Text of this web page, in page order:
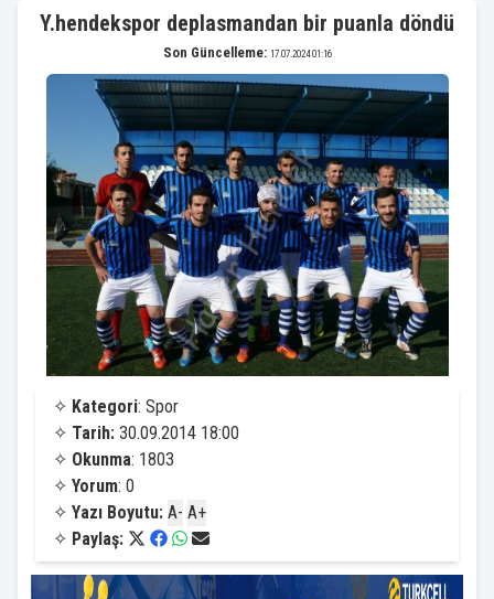
Y.hendekspor deplasmandan bir puanla döndü
Son Güncelleme: 17.07.2024 01:16
✧ Kategori: Spor
✧ Tarih: 30.09.2014 18:00
✧ Okunma: 1803
✧ Yorum: 0
✧ Yazı Boyutu: A- A+
✧ Paylaş: